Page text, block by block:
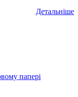
Детальніше
папері